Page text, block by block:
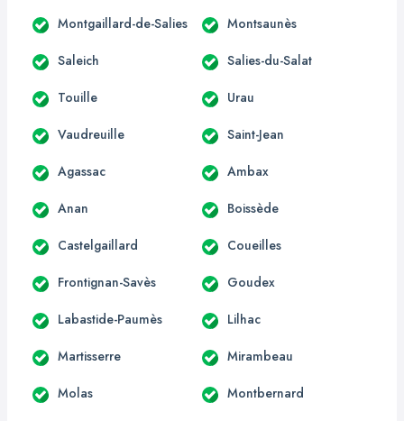
Montgaillard-de-Salies Montsaunès
Saleich Salies-du-Salat
Touille Urau
Vaudreuille Saint-Jean
Agassac Ambax
Anan Boissède
Castelgaillard Coueilles
Frontignan-Savès Goudex
Labastide-Paumès Lilhac
Martisserre Mirambeau
Molas Montbernard